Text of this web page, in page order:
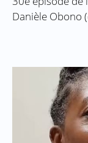
Danièle Obono